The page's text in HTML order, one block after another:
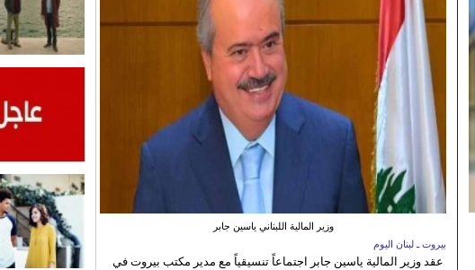
وزير المالية اللبناني ياسين جابر
بيروت ـ لبنان اليوم
عقد وزير المالية ياسين جابر اجتماعاً تنسيقياً مع مدير مكتب بيروت في